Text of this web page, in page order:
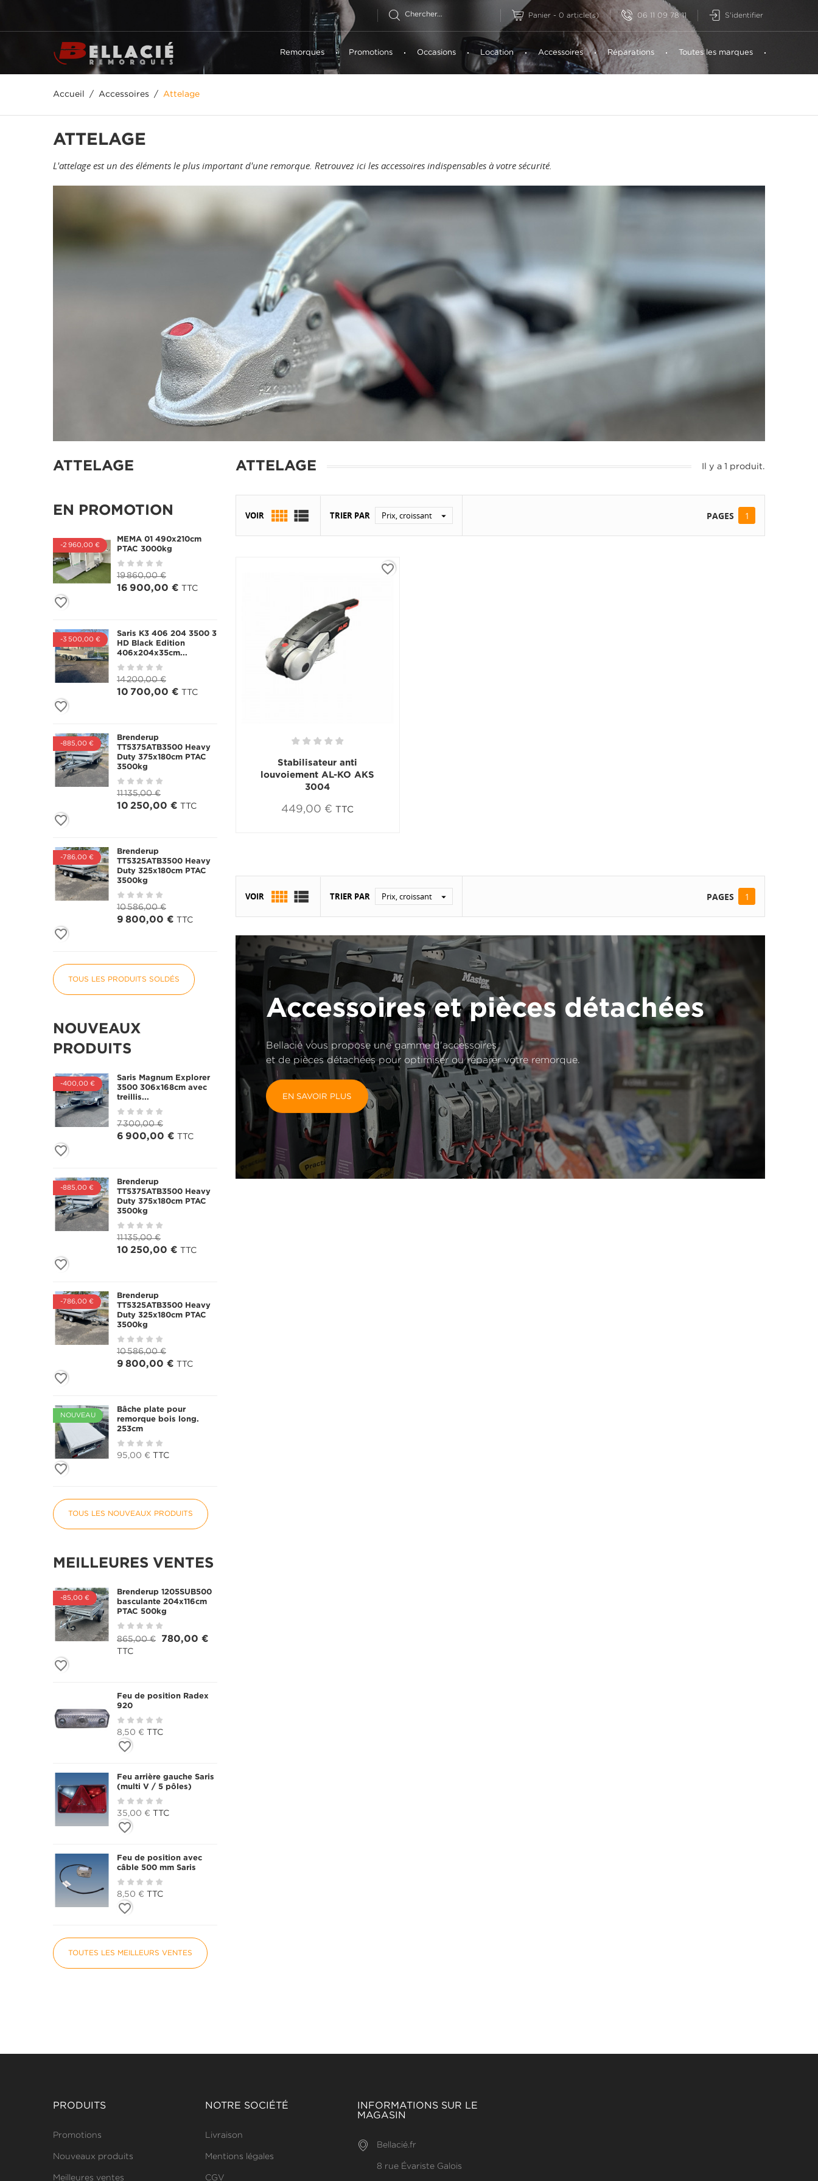
Panier - 0 article(s) 06 11 09 78 11 S'identifier
Remorques Promotions Occasions Location Accessoires Réparations Toutes les marques
Accueil Accessoires Attelage
ATTELAGE
L'attelage est un des éléments le plus important d'une remorque. Retrouvez ici les accessoires indispensables à votre sécurité.
ATTELAGE
EN PROMOTION
-2 960,00 €
MEMA 01 490x210cm
PTAC 3000kg
19 860,00 €
16 900,00 € TTC
favorite_border
-3 500,00 €
Saris K3 406 204 3500 3
HD Black Edition
406x204x35cm...
14 200,00 €
10 700,00 € TTC
favorite_border
-885,00 €
Brenderup
TT5375ATB3500 Heavy
Duty 375x180cm PTAC
3500kg
11 135,00 €
10 250,00 € TTC
favorite_border
-786,00 €
Brenderup
TT5325ATB3500 Heavy
Duty 325x180cm PTAC
3500kg
10 586,00 €
9 800,00 € TTC
favorite_border
TOUS LES PRODUITS SOLDÉS
NOUVEAUX
PRODUITS
-400,00 €
Saris Magnum Explorer
3500 306x168cm avec
treillis...
7 300,00 €
6 900,00 € TTC
favorite_border
-885,00 €
Brenderup
TT5375ATB3500 Heavy
Duty 375x180cm PTAC
3500kg
11 135,00 €
10 250,00 € TTC
favorite_border
-786,00 €
Brenderup
TT5325ATB3500 Heavy
Duty 325x180cm PTAC
3500kg
10 586,00 €
9 800,00 € TTC
favorite_border
NOUVEAU
Bâche plate pour
remorque bois long.
253cm
95,00 € TTC
favorite_border
TOUS LES NOUVEAUX PRODUITS
MEILLEURES VENTES
-85,00 €
Brenderup 1205SUB500
basculante 204x116cm
PTAC 500kg
865,00 € 780,00 €
TTC
favorite_border
Feu de position Radex
920
8,50 € TTC
favorite_border
Feu arrière gauche Saris
(multi V / 5 pôles)
35,00 € TTC
favorite_border
Feu de position avec
câble 500 mm Saris
8,50 € TTC
favorite_border
TOUTES LES MEILLEURS VENTES
ATTELAGE Il y a 1 produit.
VOIR   TRIER PAR Prix, croissant  PAGES 1
Stabilisateur anti
louvoiement AL-KO AKS
3004
449,00 € TTC
favorite_border
VOIR   TRIER PAR Prix, croissant  PAGES 1
Accessoires et pièces détachées
Bellacié vous propose une gamme d'accessoires
et de pièces détachées pour optimiser ou réparer votre remorque.
EN SAVOIR PLUS
PRODUITS
Promotions
Nouveaux produits
Meilleures ventes
NOTRE SOCIÉTÉ
Livraison
Mentions légales
CGV
INFORMATIONS SUR LE
MAGASIN
Bellacié.fr
8 rue Évariste Galois